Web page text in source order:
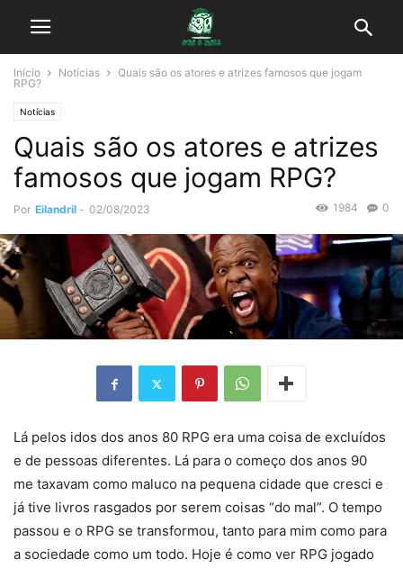
Início Notícias
Quais são os atores e atrizes famosos que jogam
RPG?
Notícias
Quais são os atores e atrizes
famosos que jogam RPG?
Por Eilandril - 02/08/2023 0
1984
Lá pelos idos dos anos 80 RPG era uma coisa de excluídos
e de pessoas diferentes. Lá para o começo dos anos 90
me taxavam como maluco na pequena cidade que cresci e
já tive livros rasgados por serem coisas “do mal”. O tempo
passou e o RPG se transformou, tanto para mim como para
a sociedade como um todo. Hoje é como ver RPG jogado